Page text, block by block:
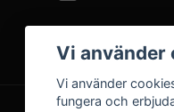
Vi använder
Vi använder
fungera och